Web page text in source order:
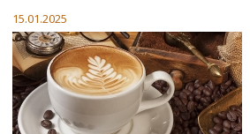
15.01.2025